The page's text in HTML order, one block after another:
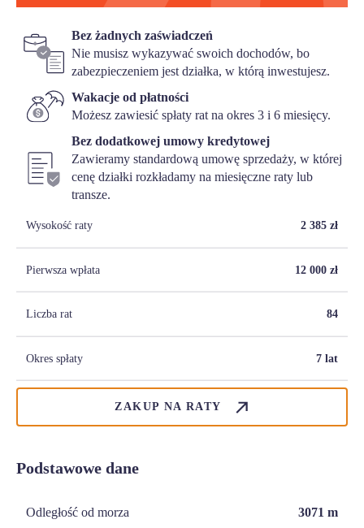
Bez żadnych zaświadczeń
Nie musisz wykazywać swoich dochodów, bo
zabezpieczeniem jest działka, w którą inwestujesz.
Wakacje od płatności
Możesz zawiesić spłaty rat na okres 3 i 6 miesięcy.
Bez dodatkowej umowy kredytowej
Zawieramy standardową umowę sprzedaży, w której
cenę działki rozkładamy na miesięczne raty lub
transze.
Wysokość raty 2 385 zł
Pierwsza wpłata 12 000 zł
Liczba rat 84
Okres spłaty 7 lat
ZAKUP NA RATY
Podstawowe dane
Odległość od morza 3071 m